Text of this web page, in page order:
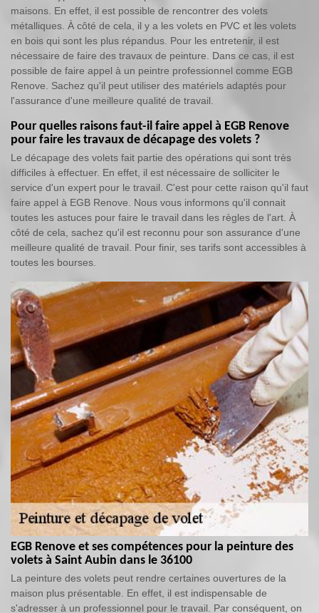
maisons. En effet, il est possible de rencontrer des volets
métalliques. À côté de cela, il y a les volets en PVC et les volets
en bois qui sont les plus répandus. Pour les entretenir, il est
nécessaire de faire des travaux de peinture. Dans ce cas, il est
possible de faire appel à un peintre professionnel comme EGB
Renove. Sachez qu'il peut utiliser des matériels adaptés pour
l'assurance d'une meilleure qualité de travail.
Pour quelles raisons faut-il faire appel à EGB Renove
pour faire les travaux de décapage des volets ?
Le décapage des volets fait partie des opérations qui sont très
difficiles à effectuer. En effet, il est nécessaire de solliciter le
service d'un expert pour le travail. C'est pour cette raison qu'il faut
faire appel à EGB Renove. Nous vous informons qu'il connait
toutes les astuces pour faire le travail dans les règles de l'art. À
côté de cela, sachez qu'il est reconnu pour son assurance d'une
meilleure qualité de travail. Pour finir, ses tarifs sont accessibles à
toutes les bourses.
EGB Renove et ses compétences pour la peinture des
volets à Saint Aubin dans le 36100
La peinture des volets peut rendre certaines ouvertures de la
maison plus présentable. En effet, il est indispensable de
s'adresser à un professionnel pour le travail. Par conséquent, on